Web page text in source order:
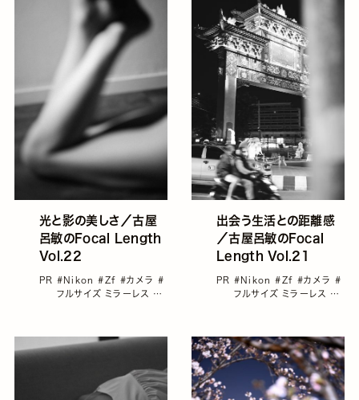
光と影の美しさ／古屋
呂敏のFocal Length
Vol.22
PR #Nikon#Zf#カメラ#
フルサイズ ミラーレス #
出会う生活との距離感
／古屋呂敏のFocal
Length Vol.21
PR #Nikon#Zf#カメラ#
フルサイズ ミラーレス #